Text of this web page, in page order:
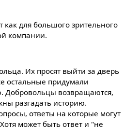
для большого зрительного
компании.
Их просят выйти за дверь
остальные придумали
Добровольцы возвращаются,
разгадать историю.
ответы на которые могут
может быть ответ и "не